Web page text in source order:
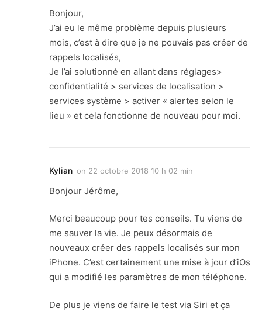
Bonjour,
J’ai eu le même problème depuis plusieurs
mois, c’est à dire que je ne pouvais pas créer de
rappels localisés,
Je l’ai solutionné en allant dans réglages>
confidentialité > services de localisation >
services système > activer « alertes selon le
lieu » et cela fonctionne de nouveau pour moi.
Kylian on 22 octobre 2018 10 h 02 min
Bonjour Jérôme,
Merci beaucoup pour tes conseils. Tu viens de
me sauver la vie. Je peux désormais de
nouveaux créer des rappels localisés sur mon
iPhone. C’est certainement une mise à jour d’iOs
qui a modifié les paramètres de mon téléphone.
De plus je viens de faire le test via Siri et ça